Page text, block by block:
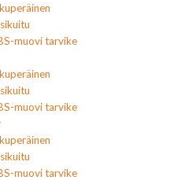
muovi tarvike
muovi tarvike
muovi tarvike